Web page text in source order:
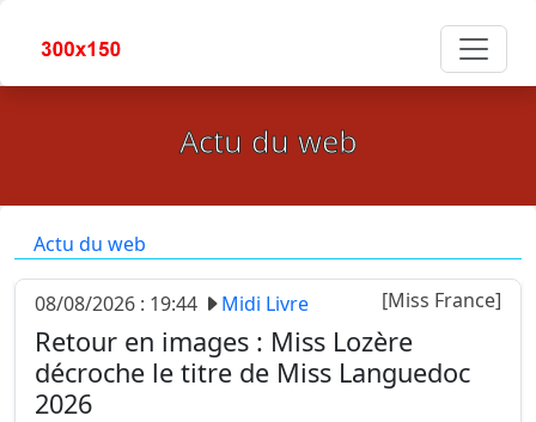
Actu du web
Actu du web
08/08/2026 : 19:44 Midi Livre [Miss France]
Retour en images : Miss Lozère
décroche le titre de Miss Languedoc
2026